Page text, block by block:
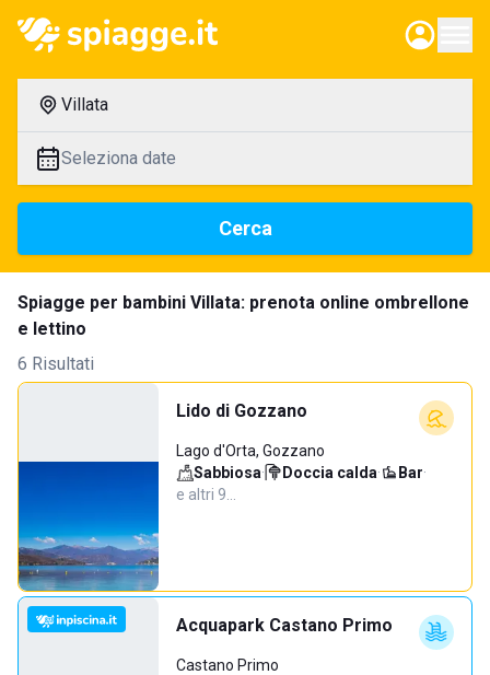
Villata
Seleziona date
Cerca
Spiagge per bambini Villata: prenota online ombrellone
e lettino
6 Risultati
Lido di Gozzano
Lago d'Orta, Gozzano
Sabbiosa· Doccia calda· Bar·
e altri 9…
Acquapark Castano Primo
Castano Primo